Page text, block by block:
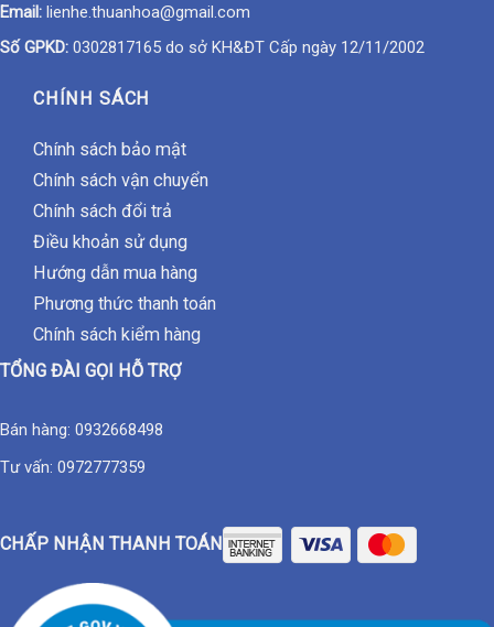
Email: lienhe.thuanhoa@gmail.com
Số GPKD: 0302817165 do sở KH&ĐT Cấp ngày 12/11/2002
CHÍNH SÁCH
Chính sách bảo mật
Chính sách vận chuyển
Chính sách đổi trả
Điều khoản sử dụng
Hướng dẫn mua hàng
Phương thức thanh toán
Chính sách kiểm hàng
TỔNG ĐÀI GỌI HỖ TRỢ
Bán hàng: 0932668498
Tư vấn: 0972777359
CHẤP NHẬN THANH TOÁN